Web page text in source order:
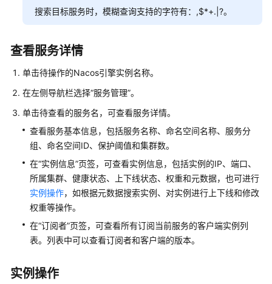
Nacos
理
命
空
间
限
控
制
管
理
引
擎
搜索目标服务时，模糊查询支持的字符有：,$*+.|?。
查看服务详情
单击待操作的Nacos引擎实例名称。
在左侧导航栏选择“服务管理”。
单击待查看的服务名，可查看服务详情。
查看服务基本信息，包括服务名称、命名空间名称、服务分
组、命名空间ID、保护阈值和集群数。
在“实例信息”页签，可查看实例信息，包括实例的IP、端口、
所属集群、健康状态、上下线状态、权重和元数据，也可进行
实例操作，如根据元数据搜索实例、对实例进行上下线和修改
权重等操作。
在“订阅者”页签，可查看所有订阅当前服务的客户端实例列
表。列表中可以查看订阅者和客户端的版本。
实例操作